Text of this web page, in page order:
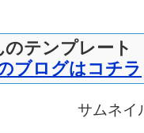
のテンプレート
ブログはコチラ
サムネイ